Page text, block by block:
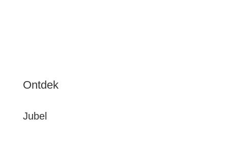
Ontdek
Jubel